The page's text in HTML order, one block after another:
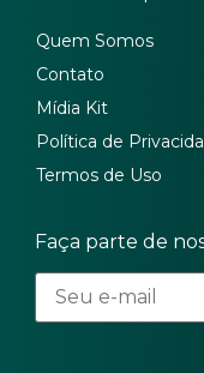
Quem Somos
Contato
Mídia Kit
Política de
Termos de Uso
Faça parte de